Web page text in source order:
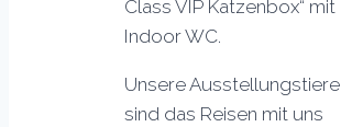
Class VIP Katzenbox“ mit
Indoor WC.
Unsere Ausstellungstiere
sind das Reisen mit uns